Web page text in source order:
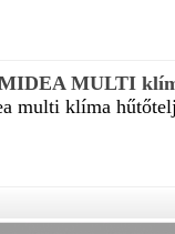
MULTI
multi klíma